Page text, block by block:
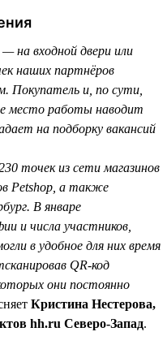
на входной двери или
наших партнёров
Покупатель и, по сути,
место работы наводит
на подборку вакансий
точек из сети магазинов
Petshop, а также
В январе
и числа участников,
в удобное для них время
QR-код
они постоянно
Кристина Нестерова,
hh.ru Северо-Запад.